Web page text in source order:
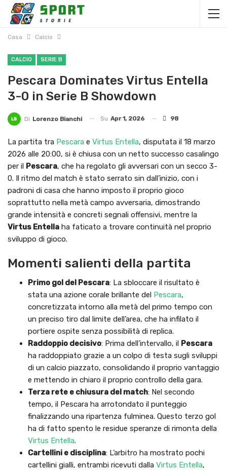
Casa Calcio
CALCIO SERIE B
Pescara Dominates Virtus Entella
3-0 in Serie B Showdown
Di Lorenzo Bianchi Su Apr 1, 2026 98
La partita tra Pescara e Virtus Entella, disputata il 18 marzo
2026 alle 20:00, si è chiusa con un netto successo casalingo
per il Pescara, che ha regolato gli avversari con un secco 3-
0. Il ritmo del match è stato serrato sin dall’inizio, con i
padroni di casa che hanno imposto il proprio gioco
soprattutto nella metà campo avversaria, dimostrando
grande intensità e concreti segnali offensivi, mentre la
Virtus Entella ha faticato a trovare continuità nel proprio
sviluppo di gioco.
Momenti salienti della partita
Primo gol del Pescara: La sbloccare il risultato è
stata una azione corale brillante del Pescara,
concretizzata intorno alla metà del primo tempo con
un preciso tiro dal limite dell’area, che ha infilato il
portiere ospite senza possibilità di replica.
Raddoppio decisivo: Prima dell’intervallo, il Pescara
ha raddoppiato grazie a un colpo di testa sugli sviluppi
di un calcio piazzato, consolidando il proprio vantaggio
e mettendo in chiaro il proprio controllo della gara.
Terza rete e chiusura del match: Nel secondo
tempo, il Pescara ha arrotondato il punteggio
finalizzando una ripartenza fulminea. Questo terzo gol
ha di fatto spento le residue speranze di rimonta della
Virtus Entella.
Cartellini e disciplina: L’arbitro ha mostrato pochi
cartellini gialli, entrambi ricevuti dalla Virtus Entella,